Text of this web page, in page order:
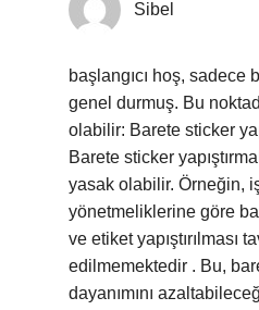
Sibel
başlangıcı hoş, sadece
genel durmuş. Bu
olabilir: Barete sticker
Barete sticker
yasak olabilir. Örneğin,
yönetmeliklerine göre
ve etiket yapıştırılması
edilmemektedir . Bu,
dayanımını